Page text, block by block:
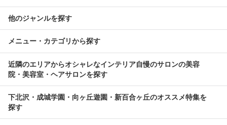
他のジャンルを探す
メニュー・カテゴリから探す
近隣のエリアからオシャレなインテリア自慢のサロンの美容
院・美容室・ヘアサロンを探す
下北沢・成城学園・向ヶ丘遊園・新百合ヶ丘のオススメ特集を
探す